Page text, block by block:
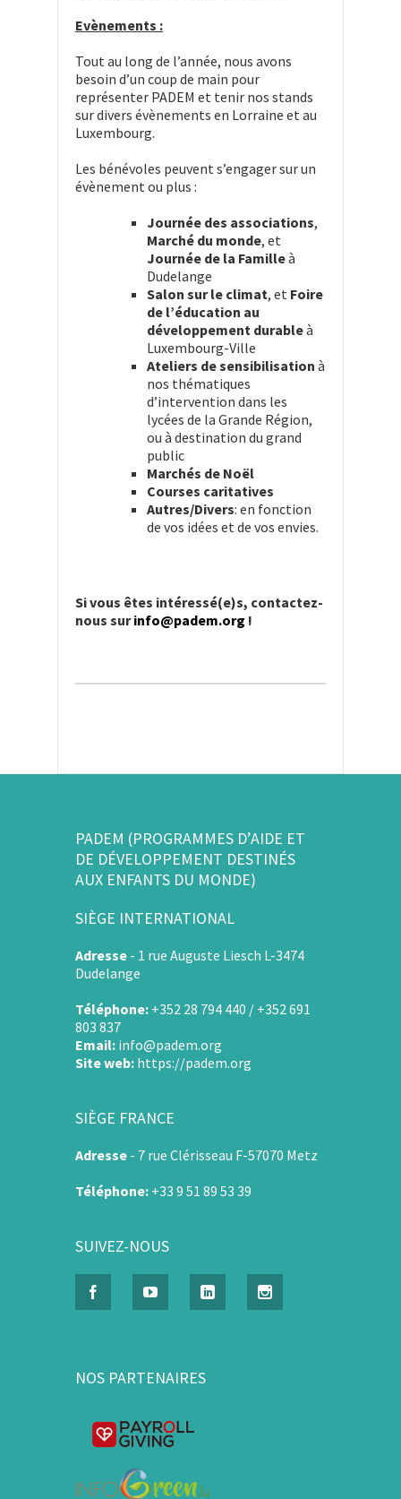
Evènements :
Tout au long de l’année, nous avons
besoin d’un coup de main pour
représenter PADEM et tenir nos stands
sur divers évènements en Lorraine et au
Luxembourg.
Les bénévoles peuvent s’engager sur un
évènement ou plus :
Journée des associations,
Marché du monde, et
Journée de la Familleà
Dudelange
Salon sur le climat, et Foire
de l’éducation au
développement durableà
Luxembourg-Ville
Ateliers de sensibilisation à
nos thématiques
d’intervention dans les
lycées de la Grande Région,
ou à destination du grand
public
Marchés de Noël
Courses caritatives
Autres/Divers: en fonction
de vos idées et de vos envies.
Si vous êtes intéressé(e)s, contactez-
nous surinfo@padem.org !
PADEM (PROGRAMMES D’AIDE ET
DE DÉVELOPPEMENT DESTINÉS
AUX ENFANTS DU MONDE)
SIÈGE INTERNATIONAL
Adresse - 1 rue Auguste Liesch L-3474
Dudelange
Téléphone: +352 28 794 440 / +352 691
803 837
Email: info@padem.org
Site web: https://padem.org
SIÈGE FRANCE
Adresse - 7 rue Clérisseau F-57070 Metz
Téléphone: +33 9 51 89 53 39
SUIVEZ-NOUS
NOS PARTENAIRES